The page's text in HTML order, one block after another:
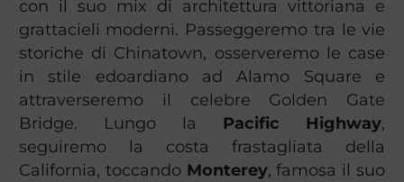
con il suo mix di architettura vittoriana e
grattacieli moderni. Passeggeremo tra le vie
storiche di Chinatown, osserveremo le case
in stile edoardiano ad Alamo Square e
attraverseremo il celebre Golden Gate
Bridge. Lungo la Pacific Highway,
seguiremo la costa frastagliata della
California, toccando Monterey, famosa il suo